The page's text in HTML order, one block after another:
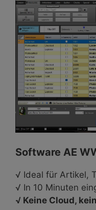
Software AE
√ Ideal für Artikel,
√ In 10 Minuten
√ Keine Cloud,